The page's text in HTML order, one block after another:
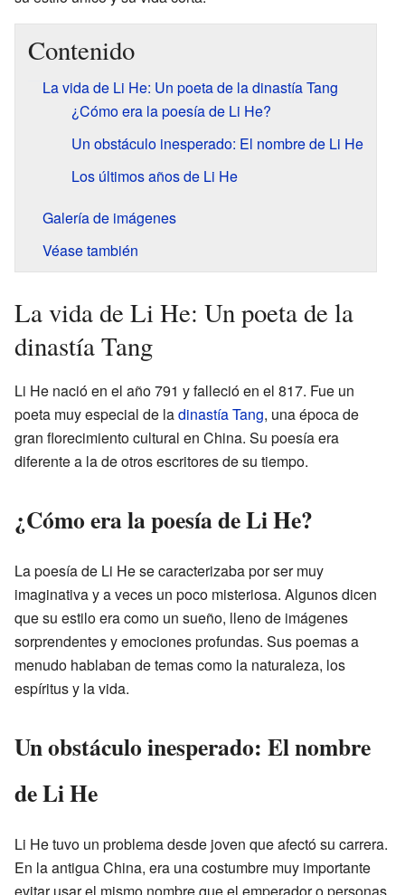
Contenido
La vida de Li He: Un poeta de la dinastía Tang
¿Cómo era la poesía de Li He?
Un obstáculo inesperado: El nombre de Li He
Los últimos años de Li He
Galería de imágenes
Véase también
La vida de Li He: Un poeta de la
dinastía Tang
Li He nació en el año 791 y falleció en el 817. Fue un
poeta muy especial de ladinastía Tang, una época de
gran florecimiento cultural en China. Su poesía era
diferente a la de otros escritores de su tiempo.
¿Cómo era la poesía de Li He?
La poesía de Li He se caracterizaba por ser muy
imaginativa y a veces un poco misteriosa. Algunos dicen
que su estilo era como un sueño, lleno de imágenes
sorprendentes y emociones profundas. Sus poemas a
menudo hablaban de temas como la naturaleza, los
espíritus y la vida.
Un obstáculo inesperado: El nombre
de Li He
Li He tuvo un problema desde joven que afectó su carrera.
En la antigua China, era una costumbre muy importante